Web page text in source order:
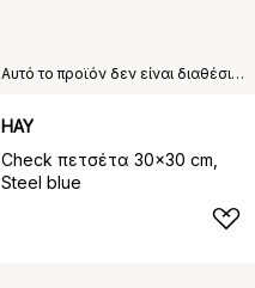
Αυτό το προϊόν δεν είναι διαθέσιμο στη χώρα παράδοσης που έχετε επιλέξει.
HAY
Check πετσέτα 30x30 cm,
Steel blue